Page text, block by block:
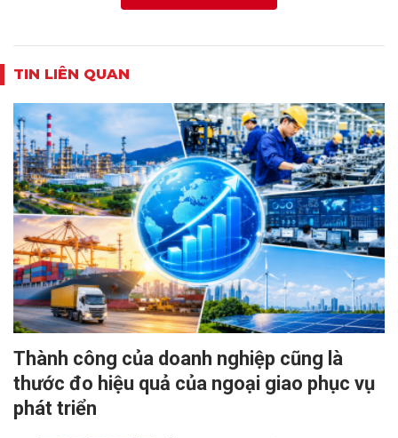
TIN LIÊN QUAN
Thành công của doanh nghiệp cũng là
thước đo hiệu quả của ngoại giao phục vụ
phát triển